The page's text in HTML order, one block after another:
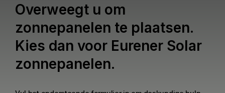
Overweegt u om
zonnepanelen te plaatsen.
Kies dan voor Eurener Solar
zonnepanelen.